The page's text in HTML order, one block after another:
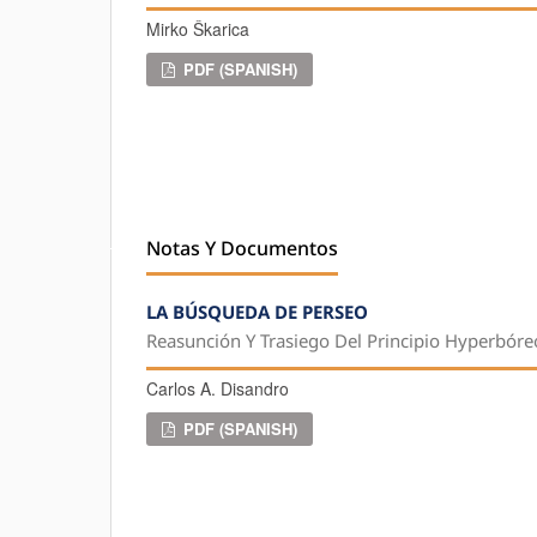
Mirko Škarica
PDF (SPANISH)
Notas Y Documentos
LA BÚSQUEDA DE PERSEO
Reasunción Y Trasiego Del Principio
Carlos A. Disandro
PDF (SPANISH)